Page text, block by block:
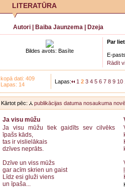
LITERATŪRA
Autori Baiba Jaunzema Dzeja
Bildes avots: Basīte
Par
E-
Rādīt
kopā dati: 409
Lapas: 14
Lapas: 1 2 3 4 5 6 7 8 9 10
Kārtot pēc: publikācijas datuma nosaukuma
Ja visu mūžu
Ja visu mūžu tiek gaidīts sev cilvēks
īpašs kāds,
tas ir vislielākais
dzīves neprāts.
Dzīve un viss mūžs
gar acīm skrien un gaist
Līdz esi gluži viens
un īpaša...